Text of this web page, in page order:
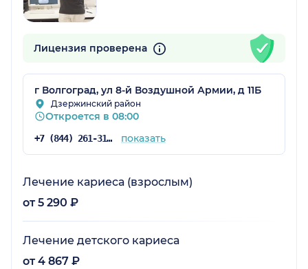
Лицензия проверена
г Волгоград, ул 8-й Воздушной Армии, д 11Б
Дзержинский район
Откроется в 08:00
+7 (844) 261-31-28 показать
Лечение кариеса (взрослым)
от 5 290 ₽
Лечение детского кариеса
от 4 867 ₽